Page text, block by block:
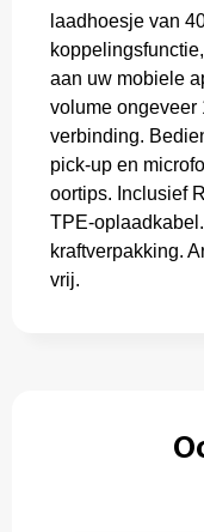
laadhoesje van
aan uw mobiele
volume ongeveer
verbinding.
pick-up en
oortips. Inclusief
TPE-
kraftverpakking.
vrij.